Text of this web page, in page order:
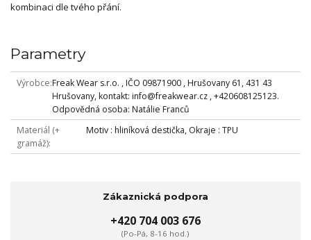
kombinaci dle tvého přání.
Parametry
Výrobce Freak Wear s.r.o. , IČO 09871900 , Hrušovany 61, 431 43
Hrušovany, kontakt: info@freakwear.cz , +420608125123.
Odpovědná osoba: Natálie Franců
Materiál (+
gramáž)
Motiv : hliníková destička, Okraje : TPU
Zákaznická podpora
+420 704 003 676
(Po-Pá, 8-16 hod.)